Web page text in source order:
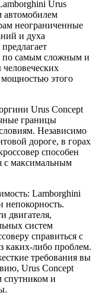
Urus
автомобилем
неограниченные
и духа
по самым сложным и
этого
Urus Concept
границы
Независимо
дороге, в горах
способен
с максимальным
Lamborghini
непокорность.
двигателя,
систем
справиться с
либо проблем.
требования вы
Urus Concept
спутником и